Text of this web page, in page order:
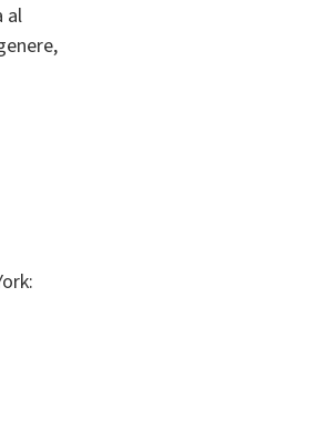
al